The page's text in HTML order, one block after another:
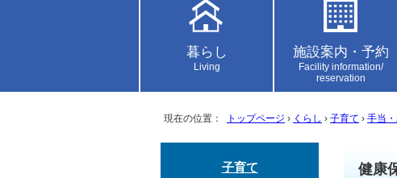
暮らし
Living
施設案内・予約
Facility information/
reservation
現在の位置： トップページ › くらし › 子育て › 手当
健康
子育て